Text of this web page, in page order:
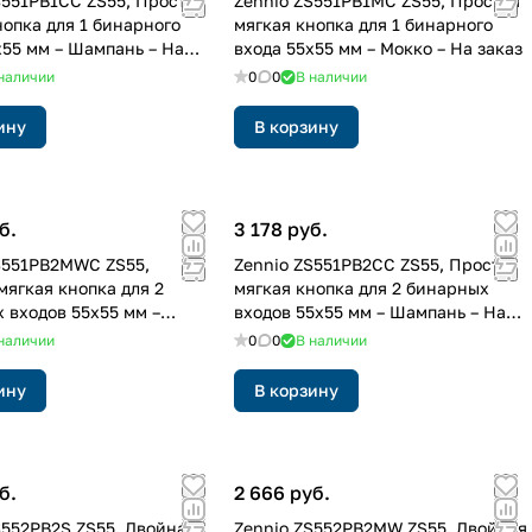
для 1 бинарного
мм – Шампань – На
мягкая кнопка для 1 бинарного
входа 55x55 мм – Мокко – На заказ
0 0 В наличии
В корзину
ZS55,
кнопка для 2
входов 55x55 мм –
– На заказ
3 178 руб.
Zennio ZS551PB2CC ZS55, Простая
мягкая кнопка для 2 бинарных
входов 55x55 мм – Шампань – На
заказ
0 0 В наличии
В корзину
ZS55, Двойная
2 666 руб.
Zennio ZS552PB2MW ZS55, Двойная